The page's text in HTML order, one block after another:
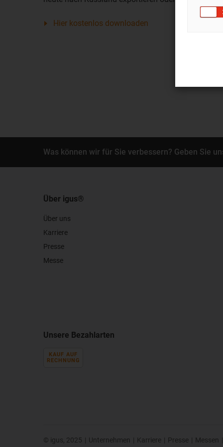
Hier kostenlos downloaden
Was können wir für Sie verbessern? Geben Sie
Über igus®
Über uns
Karriere
Presse
Messe
Unsere Bezahlarten
KAUF AUF
RECHNUNG
© igus, 2025 | Unternehmen | Karriere | Presse | Messen |